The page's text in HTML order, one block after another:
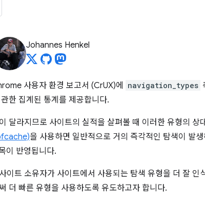
Johannes Henkel
사용자 환경 보고서 (CrUX)에 navigation_types
한 집계된 통계를 제공합니다.
달라지므로 사이트의 실적을 살펴볼 때 이러한 유형의 상
을 사용하면 일반적으로 거의 즉각적인 탐색이 발
이 반영됩니다.
이트 소유자가 사이트에서 사용되는 탐색 유형을 더 잘
더 빠른 유형을 사용하도록 유도하고자 합니다.